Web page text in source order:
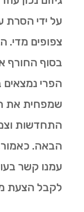
על ידי הסרת
צפופים מדי.
בסוף החורף
הפרי
שמפחית את
התחדשות
הבאה.
עמנו קשר
לקבל הצעת